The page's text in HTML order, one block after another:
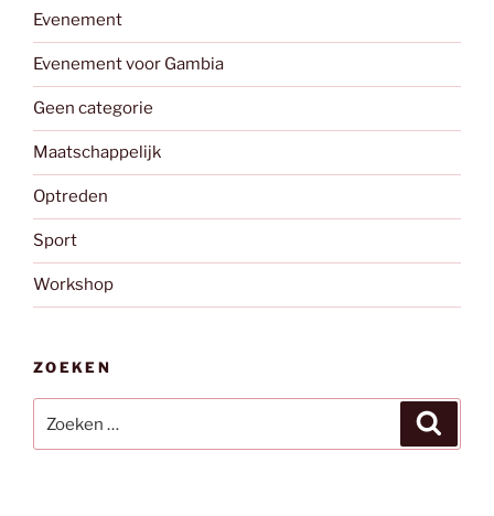
Evenement
Evenement voor Gambia
Geen categorie
Maatschappelijk
Optreden
Sport
Workshop
ZOEKEN
naar: